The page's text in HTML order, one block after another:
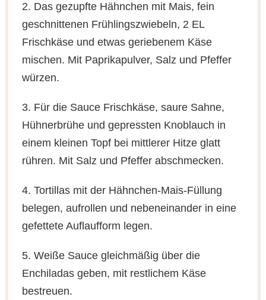
2. Das gezupfte Hähnchen mit Mais, fein
geschnittenen Frühlingszwiebeln, 2 EL
Frischkäse und etwas geriebenem Käse
mischen. Mit Paprikapulver, Salz und Pfeffer
würzen.
3. Für die Sauce Frischkäse, saure Sahne,
Hühnerbrühe und gepressten Knoblauch in
einem kleinen Topf bei mittlerer Hitze glatt
rühren. Mit Salz und Pfeffer abschmecken.
4. Tortillas mit der Hähnchen-Mais-Füllung
belegen, aufrollen und nebeneinander in eine
gefettete Auflaufform legen.
5. Weiße Sauce gleichmäßig über die
Enchiladas geben, mit restlichem Käse
bestreuen.